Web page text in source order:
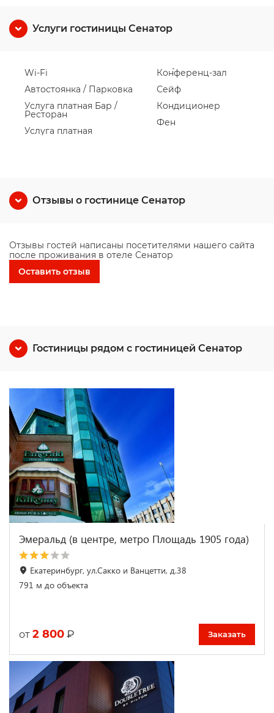
Услуги гостиницы Сенатор
Wi-Fi
Автостоянка / Парковка
Услуга платная Бар /
Ресторан
Услуга платная
Конференц-зал
Сейф
Кондиционер
Фен
Отзывы о гостинице Сенатор
Отзывы гостей написаны посетителями нашего сайта
после проживания в отеле Сенатор
Оставить отзыв
Гостиницы рядом с гостиницей Сенатор
Эмеральд (в центре, метро Площадь 1905 года)
Екатеринбург, ул.Сакко и Ванцетти, д.38
791 м до объекта
от 2 800 ₽ Заказать